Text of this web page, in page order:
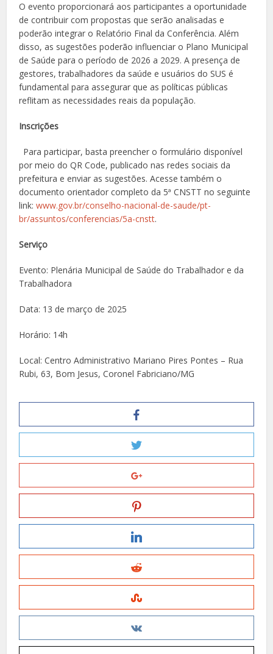
O evento proporcionará aos participantes a oportunidade
de contribuir com propostas que serão analisadas e
poderão integrar o Relatório Final da Conferência. Além
disso, as sugestões poderão influenciar o Plano Municipal
de Saúde para o período de 2026 a 2029. A presença de
gestores, trabalhadores da saúde e usuários do SUS é
fundamental para assegurar que as políticas públicas
reflitam as necessidades reais da população.
Inscrições
Para participar, basta preencher o formulário disponível
por meio do QR Code, publicado nas redes sociais da
prefeitura e enviar as sugestões. Acesse também o
documento orientador completo da 5ª CNSTT no seguinte
link:www.gov.br/conselho-nacional-de-saude/pt-
br/assuntos/conferencias/5a-cnstt.
Serviço
Evento: Plenária Municipal de Saúde do Trabalhador e da
Trabalhadora
Data: 13 de março de 2025
Horário: 14h
Local: Centro Administrativo Mariano Pires Pontes – Rua
Rubi, 63, Bom Jesus, Coronel Fabriciano/MG